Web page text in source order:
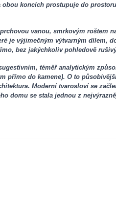
koncích prostupuje do
vanou, smrkovým roštem
je výjimečným výtvarným dílem,
bez jakýchkoliv pohledově
téměř analytickým
přímo do kamene). O to
Moderní tvarosloví se
domu se stala jednou z